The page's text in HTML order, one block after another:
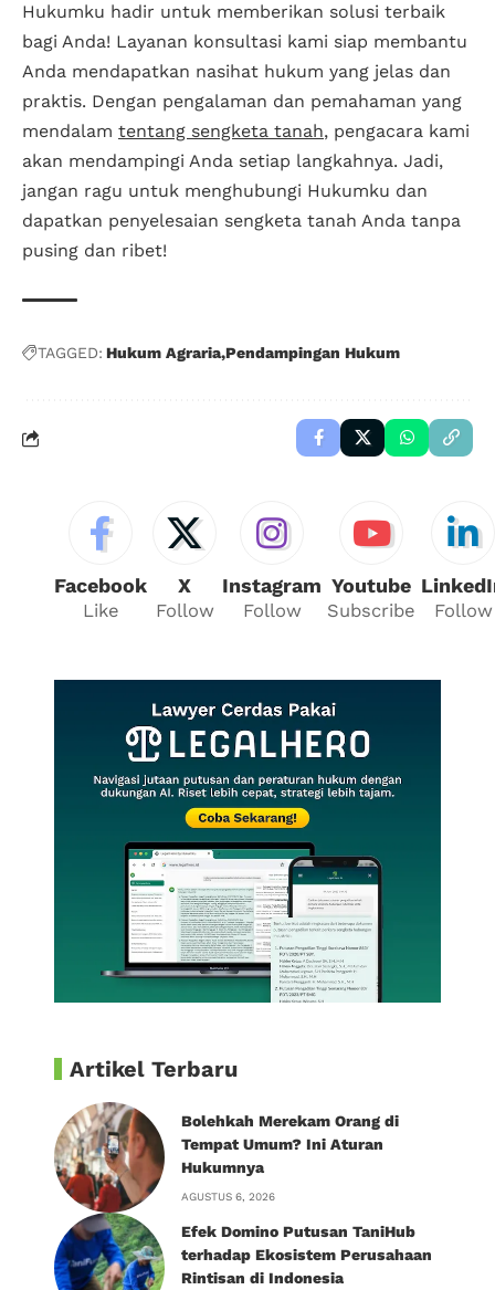
Hukumku hadir untuk memberikan solusi terbaik
bagi Anda! Layanan konsultasi kami siap membantu
Anda mendapatkan nasihat hukum yang jelas dan
praktis. Dengan pengalaman dan pemahaman yang
mendalam tentang sengketa tanah, pengacara kami
akan mendampingi Anda setiap langkahnya. Jadi,
jangan ragu untuk menghubungi Hukumku dan
dapatkan penyelesaian sengketa tanah Anda tanpa
pusing dan ribet!
TAGGED: Hukum Agraria Pendampingan Hukum
Facebook
Like
X
Follow
Instagram
Follow
Youtube
Subscribe Follow
Artikel Terbaru
Bolehkah Merekam Orang di
Tempat Umum? Ini Aturan
Hukumnya
AGUSTUS 6, 2026
Efek Domino Putusan TaniHub
terhadap Ekosistem Perusahaan
Rintisan di Indonesia